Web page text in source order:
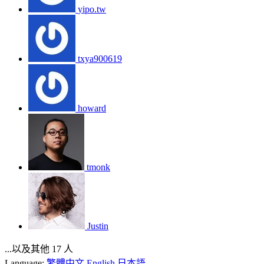
yipo.tw
txya900619
howard
tmonk
Justin
...以及其他 17 人